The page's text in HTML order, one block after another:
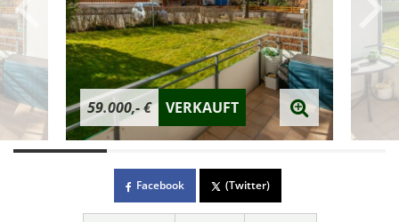
59.000,- € VERKAUFT
Facebook (Twitter)